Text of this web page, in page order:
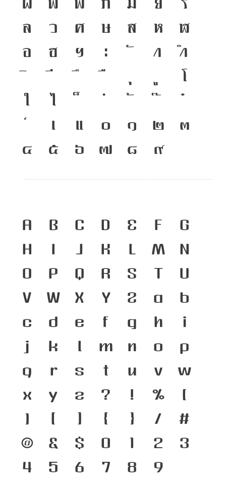
ล
ว ศ ษ ส ห ฬ
อ
ฮ ฯ ะ า
ำ
โ
ใ
ไ
เ
แ ๐ ๑ ๒ ๓
๔ ๕ ๖ ๗ ๘ ๙
A B C D E F
G
H
I J K L M N
O P Q R S T U
V W X Y Z a b
c d e f g h
i
j
k l m n o p
q
r s t u v w
x
y z ? ! %
(
)
[ ] { } / #
@ & $ 0 1 2 3
4 5 6 7 8 9